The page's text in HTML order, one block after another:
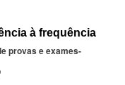
à frequência
provas e exames-